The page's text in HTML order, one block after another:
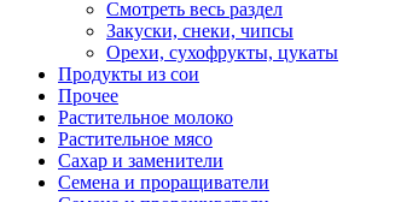
Смотреть весь раздел
Закуски, снеки, чипсы
Орехи, сухофрукты, цукаты
Продукты из сои
Прочее
Растительное молоко
Растительное мясо
Сахар и заменители
Семена и проращиватели